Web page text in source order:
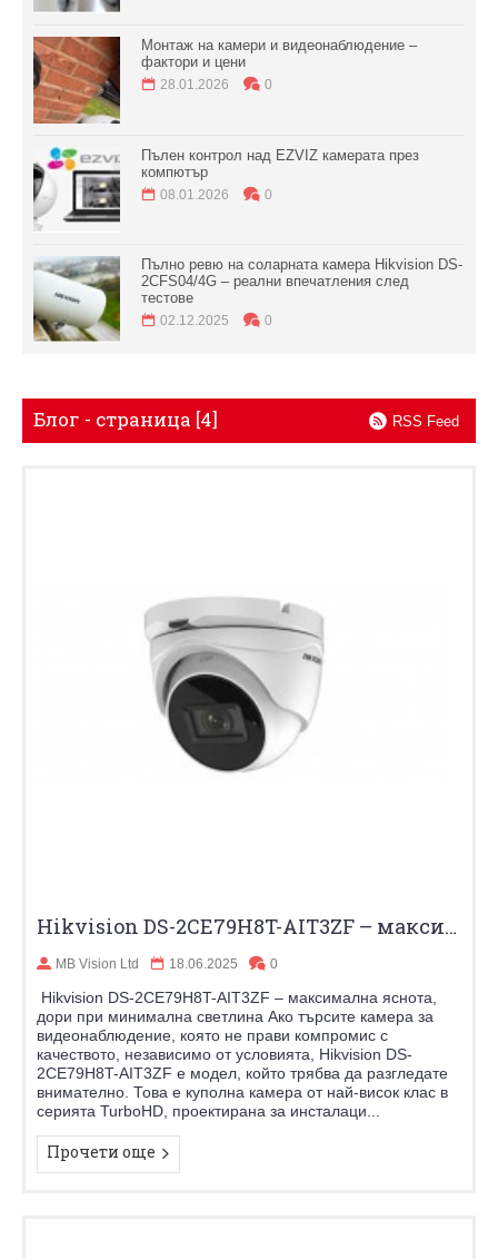
Монтаж на камери и видеонаблюдение –
фактори и цени
28.01.2026 0
Пълен контрол над EZVIZ камерата през
компютър
08.01.2026 0
Пълно ревю на соларната камера Hikvision DS-
2CFS04/4G – реални впечатления след
тестове
02.12.2025 0
Блог - страница [4] RSS Feed
Hikvision DS-2CE79H8T-AIT3ZF – максимална яснота, дори при минимална светлина
MB Vision Ltd 18.06.2025 0
Hikvision DS-2CE79H8T-AIT3ZF – максимална яснота,
дори при минимална светлина Ако търсите камера за
видеонаблюдение, която не прави компромис с
качеството, независимо от условията, Hikvision DS-
2CE79H8T-AIT3ZF е модел, който трябва да разгледате
внимателно. Това е куполна камера от най-висок клас в
серията TurboHD, проектирана за инсталаци...
Прочети още